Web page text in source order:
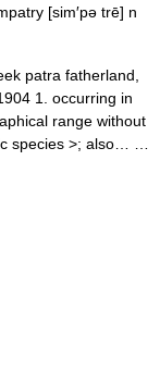
[sim′pə trē] n
patra fatherland,
1. occurring in
range without
species >; also… …